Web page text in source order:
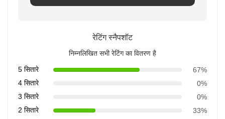
रेटिंग स्नैपशॉट
निम्नलिखित सभी रेटिंग का वितरण है
5 सितारे
67%
4 सितारे
0%
3 सितारे
0%
2 सितारे
33%